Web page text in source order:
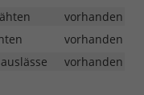
vorhanden
vorhanden
vorhanden